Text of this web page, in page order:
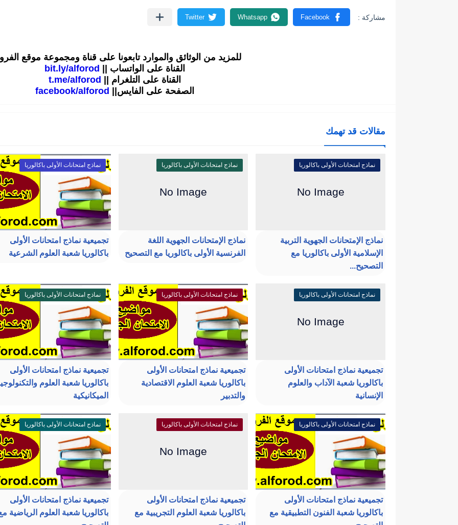
للمزيد من الوثائق والموارد تابعونا على قناة ومجموعة موقع
القناة على الواتساب ||
bit.ly/alforod
القناة على التلغرام ||
t.me/alforod
الصفحة على الفايس||
facebook/alforod
مقالات قد تهمك
نماذج امتحانات الأولى باكالوريا
نماذج الإمتحانات الجهوية التربية
الإسلامية الأولى باكالوريا مع
التصحيح...
نماذج امتحانات الأولى باكالوريا
نماذج الإمتحانات الجهوية اللغة
الفرنسية الأولى باكالوريا مع التصحيح
نماذج امتحانات الأولى باكالوريا
تجميعية نماذج امتحانات الأولى
باكالوريا شعبة العلوم الشرعية
نماذج امتحانات الأولى باكالوريا
تجميعية نماذج امتحانات الأولى
باكالوريا شعبة الآداب والعلوم
الإنسانية
نماذج امتحانات الأولى باكالوريا
تجميعية نماذج امتحانات الأولى
باكالوريا شعبة العلوم الاقتصادية
والتدبير
نماذج امتحانات الأولى باكالوريا
تجميعية نماذج امتحانات الأولى
باكالوريا شعبة العلوم
الميكانيكية
نماذج امتحانات الأولى باكالوريا
تجميعية نماذج امتحانات الأولى
باكالوريا شعبة الفنون التطبيقية مع
نماذج امتحانات الأولى باكالوريا
تجميعية نماذج امتحانات الأولى
باكالوريا شعبة العلوم التجريبية مع
نماذج امتحانات الأولى باكالوريا
تجميعية نماذج امتحانات الأولى
باكالوريا شعبة العلوم الرياضية